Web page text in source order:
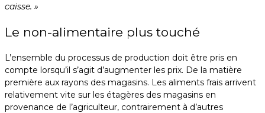
caisse. »
Le non-alimentaire plus touché
L’ensemble du processus de production doit être pris en
compte lorsqu’il s’agit d’augmenter les prix. De la matière
première aux rayons des magasins. Les aliments frais arrivent
relativement vite sur les étagères des magasins en
provenance de l’agriculteur, contrairement à d’autres